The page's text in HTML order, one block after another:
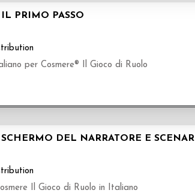
PRIMO PASSO
per Cosmere® Il Gioco di Ruolo
DEL NARRATORE E SCENARI
Il Gioco di Ruolo in Italiano